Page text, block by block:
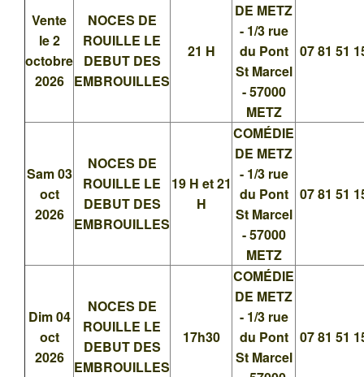
Vente
le 2
octobre
2026
NOCES DE
ROUILLE LE
DEBUT DES
EMBROUILLES
21 H
DE METZ
- 1/3 rue
du Pont
St Marcel
- 57000
METZ
07 81 51
Sam 03
oct
2026
NOCES DE
ROUILLE LE
DEBUT DES
EMBROUILLES
19 H et 21
H
COMÉDIE
DE METZ
- 1/3 rue
du Pont
St Marcel
- 57000
METZ
07 81 51
Dim 04
oct
2026
NOCES DE
ROUILLE LE
DEBUT DES
EMBROUILLES
17h30
COMÉDIE
DE METZ
- 1/3 rue
du Pont
St Marcel
07 81 51